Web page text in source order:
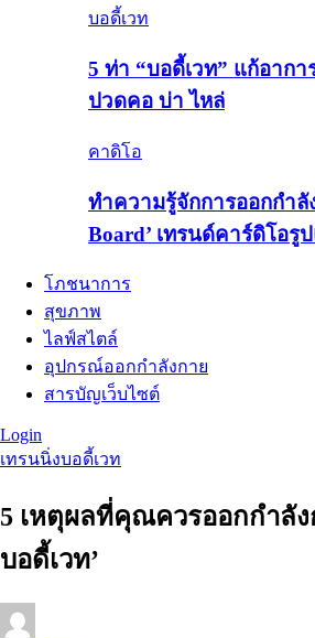
บอดี้เวท
5 ท่า “บอดี้เวท” แก้อาก
ปวดคอ บ่า ไหล่
คาดิโอ
ทำความรู้จักการออกกำลั
Board’ เทรนด์คาร์ดิโอรู
โภชนาการ
สุขภาพ
ไลฟ์สไตล์
อุปกรณ์ออกกำลังกาย
สารบัญเว็บไซต์
Login
เทรนนิ่งบอดี้เวท
5 เหตุผลที่คุณควรออกกำลัง
บอดี้เวท’